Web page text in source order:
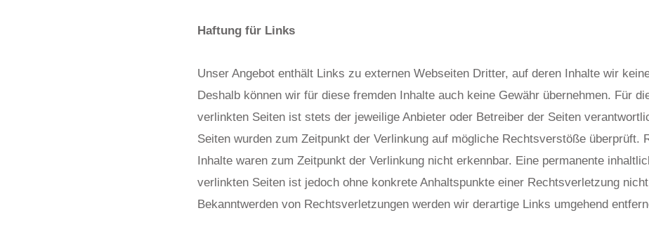
Haftung für Links
Unser Angebot enthält Links zu externen Webseiten Dritter, auf deren Inhalte wir
Deshalb können wir für diese fremden Inhalte auch keine Gewähr übernehmen. Für
verlinkten Seiten ist stets der jeweilige Anbieter oder Betreiber der Seiten
Seiten wurden zum Zeitpunkt der Verlinkung auf mögliche Rechtsverstöße überprüft.
Inhalte waren zum Zeitpunkt der Verlinkung nicht erkennbar. Eine permanente
verlinkten Seiten ist jedoch ohne konkrete Anhaltspunkte einer Rechtsverletzung
Bekanntwerden von Rechtsverletzungen werden wir derartige Links umgehend